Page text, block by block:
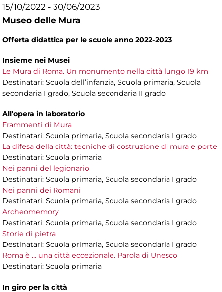
15/10/2022 - 30/06/2023
Museo delle Mura
Offerta didattica per le scuole anno 2022-2023
Insieme nei Musei
Le Mura di Roma. Un monumento nella città lungo 19 km
Destinatari: Scuola dell’infanzia, Scuola primaria, Scuola
secondaria I grado, Scuola secondaria II grado
All'opera in laboratorio
Frammenti di Mura
Destinatari: Scuola primaria, Scuola secondaria I grado
La difesa della città: tecniche di costruzione di mura e porte
Destinatari: Scuola primaria
Nei panni del legionario
Destinatari: Scuola primaria, Scuola secondaria I grado
Nei panni dei Romani
Destinatari: Scuola primaria, Scuola secondaria I grado
Archeomemory
Destinatari: Scuola primaria, Scuola secondaria I grado
Storie di pietra
Destinatari: Scuola primaria, Scuola secondaria I grado
Roma è … una città eccezionale. Parola di Unesco
Destinatari: Scuola primaria
In giro per la città